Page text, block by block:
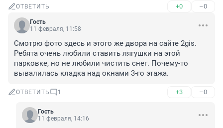
ОТВЕТИТЬ +0 –0
Гость
11 февраля, 11:58
Смотрю фото здесь и этого же двора на сайте 2gis.
Ребята очень любили ставить лягушки на этой
парковке, но не любили чистить снег. Почему-то
вывалилась кладка над окнами 3-го этажа.
ОТВЕТИТЬ 1 +3 –0
Гость
11 февраля, 14:16